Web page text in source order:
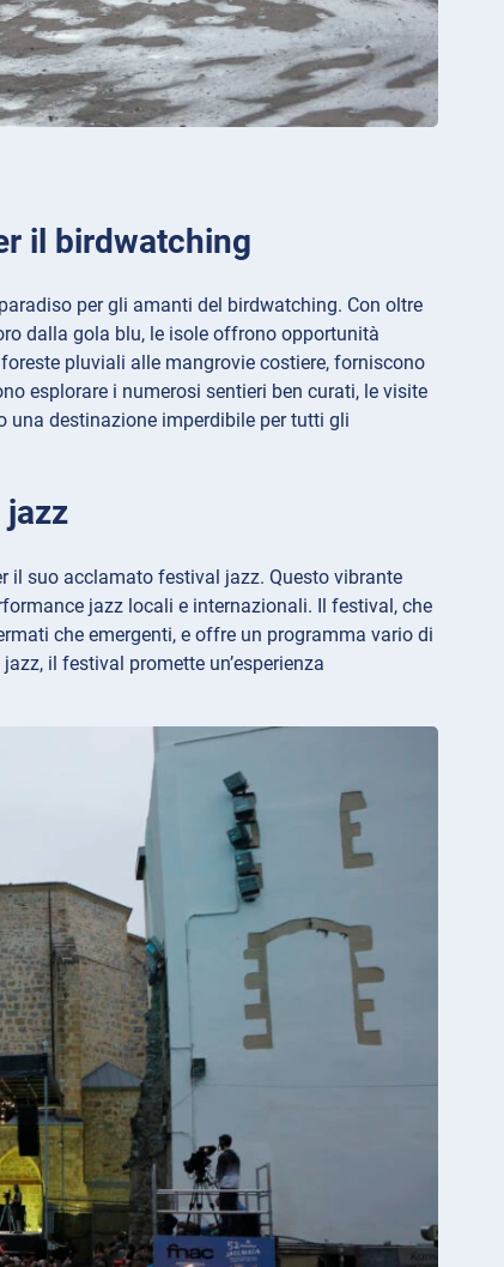
il birdwatching
per gli amanti del birdwatching. Con oltre
dalla gola blu, le isole offrono opportunità
pluviali alle mangrovie costiere, forniscono
esplorare i numerosi sentieri ben curati, le visite
una destinazione imperdibile per tutti gli
jazz
il suo acclamato festival jazz. Questo vibrante
jazz locali e internazionali. Il festival, che
che emergenti, e offre un programma vario di
il festival promette un’esperienza